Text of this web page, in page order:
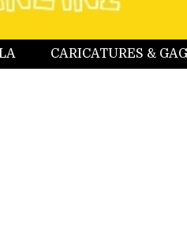
CARICATURES &